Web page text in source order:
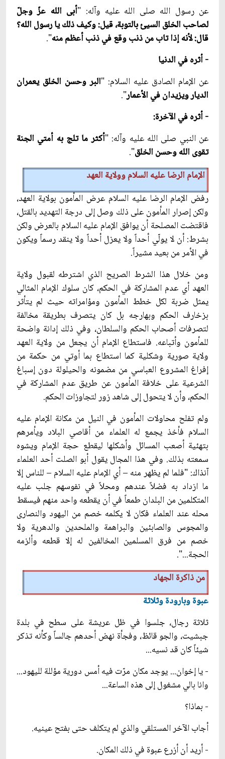
عن رسول الله صلى الله عليه وآله: "أبى الله عزّ وجلّ
لصاحب الخلق السيئ بالتوبة، قيل: وكيف ذلك يا رسول الله؟
قال: لأنه إذا تاب من ذنب وقع في ذنب أعظم منه".
- أثره في الدنيا
عن الإمام الصادق عليه السلام: "البر وحسن الخلق يعمران
الديار ويزيدان في الأعمار".
- أثره في الآخرة:
عن النبي صلى الله عليه وآله: "أكثر ما تلج به أمتي الجنة
تقوى الله وحسن الخلق".
الإمام الرضا عليه السلام وولاية العهد
رفض الإمام الرضا عليه السلام عرض المأمون بولاية العهد،
ولكن إصرار المأمون على ذلك وصل إلى درجة التهديد بالقتل،
فاقتضت المصلحة أن يوافق الإمام عليه السلام بالعرض ولكن
بشرط: أن لا يولّي أحداً ولا يعزل أحداً ولا ينقد رسماً ويكون
في الأمر من بعيد مشيراً.
ومن خلال هذا الشرط الصريح الذي اشترطه لقبول ولاية
العهد أي عدم المشاركة في الحكم، كان سلوك الإمام المثالي
يمثل ضربة لكل خطط المأمون ومؤامراته حيث لم يتأثر
بزخارف الحكم وبهارجه بل كان يتصرف بطريقة مخالفة
لتصرفات أصحاب الحكم والسلطان، وفي ذلك إدانة واضحة
للمأمون وأتباعه. فاستطاع الإمام أن يجعل من ولاية العهد
ولاية صورية وشكلية كما استطاع بما أوتي من حكمة من
إفراغ المشروع العباسي من مضمونه والحيلولة دون إسباغ
الشرعية على خلافة المأمون عن طريق عدم المشاركة في
الحكم، وأن لا يتحول إلى شاهد زور لتجاوزات الحكم.
ولم تفلح محاولات المأمون في النيل من مكانة الإمام عليه
السلام فأخذ يجمع له العلماء من أقاصي البلاد ويأمرهم
بتهئية أصعب المسائل وأشكلها ليقطع حجة الإمام ويشوه
سمعته بذلك. وفي هذا المجال يقول أبو الصلت أحد العلماء
آنذاك: "فلما لم يظهر منه – أي الإمام عليه السلام – للناس إلا
ما ازداد به فضلاً عندهم ومحلاً في نفوسهم جلب عليه
المتكلمين من البلدان طمعاً في أن يقطعه واحد منهم فيسقط
محله عند العلماء فكان لا يكلمه خصم من اليهود والنصارى
والمجوس والصابئين والبراهمة والملحدين والدهرية ولا
خصم من فرق المسلمين المخالفين له إلا قطعه وألزمه
الحجة...".
من ذاكرة الجهاد
عبوة وبارودة وثلاثة
ثلاثة رجال، جلسوا في ظل عريشة على سطح في بلدة
جبشيت، والجو قائظ، وفجأة نهض أحدهم جالساً وكأنه تذكر
شيئاً كان قد نسيه...
- يا إخوان... يوجد مكان مرّت فيه أمس دورية مؤللة لليهود...
وانا بالي مشغول إلى هذه الساعة...
- بماذا؟
أجاب الآخر المستلقي والذي لم يتكلف حتى بفتح عينيه.
- أريد أن أزرع عبوة في ذلك المكان.